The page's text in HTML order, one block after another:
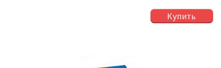
Купить